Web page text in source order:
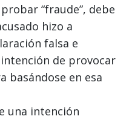
“fraude”, debe
hizo a
falsa e
de provocar
basándose en esa
una intención